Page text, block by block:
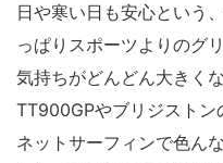
日や寒い日も安心という
っぱりスポーツよりのグ
気持ちがどんどん大きく
TT900GPやブリジストン
ネットサーフィンで色ん